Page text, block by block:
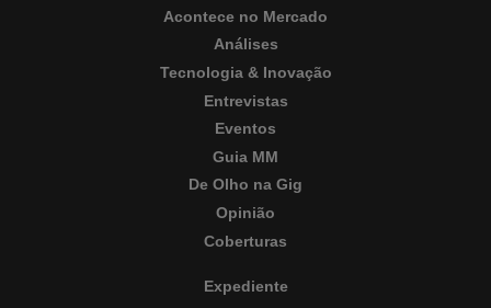
Acontece no Mercado
Análises
Tecnologia & Inovação
Entrevistas
Eventos
Guia MM
De Olho na Gig
Opinião
Coberturas
Expediente